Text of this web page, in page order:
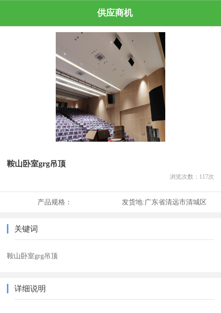
供应商机
鞍山卧室grg吊顶
浏览次数： 117次
产品规格： 发货地:广东省清远市清城区
关键词
鞍山卧室grg吊顶
详细说明